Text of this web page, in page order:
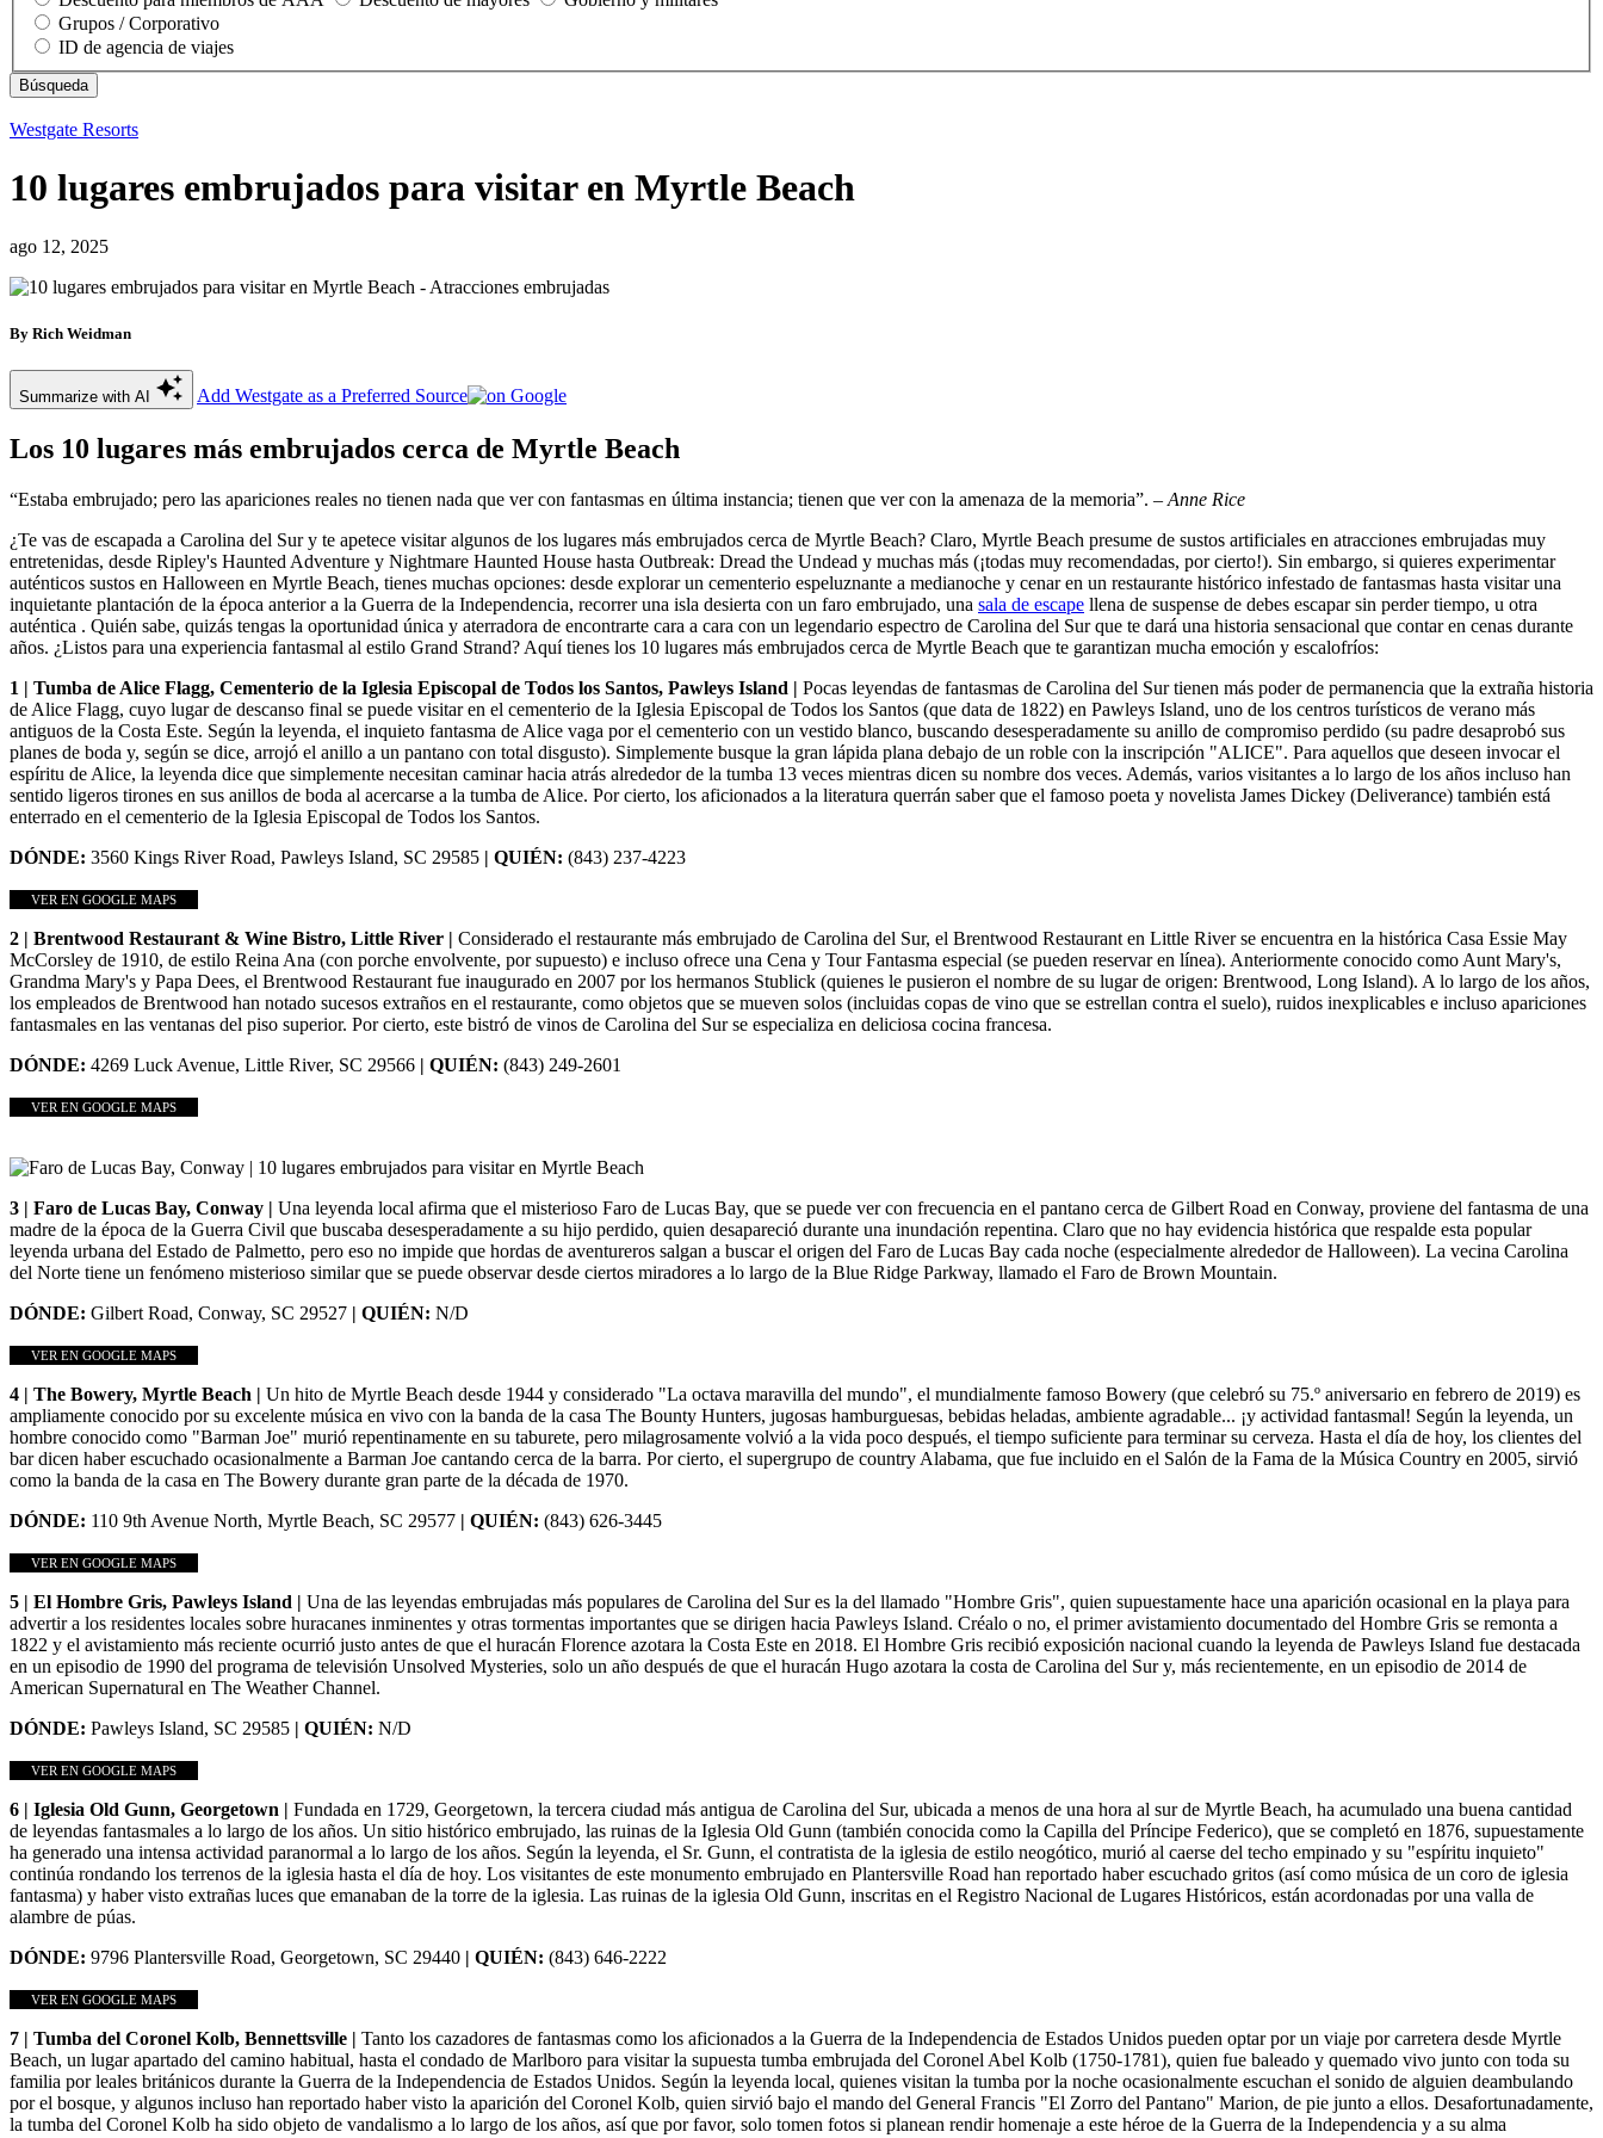
Grupos / Corporativo
ID de agencia de viajes
Westgate Resorts
10 lugares embrujados para visitar en Myrtle Beach
ago 12, 2025
By Rich Weidman
Summarize with AI Add Westgate as a Preferred Source
Los 10 lugares más embrujados cerca de Myrtle Beach
“Estaba embrujado; pero las apariciones reales no tienen nada que ver con fantasmas en última instancia; tienen que ver con la amenaza de la memoria”. – Anne Rice
¿Te vas de escapada a Carolina del Sur y te apetece visitar algunos de los lugares más embrujados cerca de Myrtle Beach? Claro, Myrtle Beach presume de sustos artificiales en atracciones embrujadas muy
entretenidas, desde Ripley's Haunted Adventure y Nightmare Haunted House hasta Outbreak: Dread the Undead y muchas más (¡todas muy recomendadas, por cierto!). Sin embargo, si quieres experimentar
auténticos sustos en Halloween en Myrtle Beach, tienes muchas opciones: desde explorar un cementerio espeluznante a medianoche y cenar en un restaurante histórico infestado de fantasmas hasta visitar una
inquietante plantación de la época anterior a la Guerra de la Independencia, recorrer una isla desierta con un faro embrujado, una sala de escape llena de suspense de debes escapar sin perder tiempo, u otra
auténtica . Quién sabe, quizás tengas la oportunidad única y aterradora de encontrarte cara a cara con un legendario espectro de Carolina del Sur que te dará una historia sensacional que contar en cenas durante
años. ¿Listos para una experiencia fantasmal al estilo Grand Strand? Aquí tienes los 10 lugares más embrujados cerca de Myrtle Beach que te garantizan mucha emoción y escalofríos:
1 | Tumba de Alice Flagg, Cementerio de la Iglesia Episcopal de Todos los Santos, Pawleys Island | Pocas leyendas de fantasmas de Carolina del Sur tienen más poder de permanencia que la extraña historia
de Alice Flagg, cuyo lugar de descanso final se puede visitar en el cementerio de la Iglesia Episcopal de Todos los Santos (que data de 1822) en Pawleys Island, uno de los centros turísticos de verano más
antiguos de la Costa Este. Según la leyenda, el inquieto fantasma de Alice vaga por el cementerio con un vestido blanco, buscando desesperadamente su anillo de compromiso perdido (su padre desaprobó sus
planes de boda y, según se dice, arrojó el anillo a un pantano con total disgusto). Simplemente busque la gran lápida plana debajo de un roble con la inscripción "ALICE". Para aquellos que deseen invocar el
espíritu de Alice, la leyenda dice que simplemente necesitan caminar hacia atrás alrededor de la tumba 13 veces mientras dicen su nombre dos veces. Además, varios visitantes a lo largo de los años incluso han
sentido ligeros tirones en sus anillos de boda al acercarse a la tumba de Alice. Por cierto, los aficionados a la literatura querrán saber que el famoso poeta y novelista James Dickey (Deliverance) también está
enterrado en el cementerio de la Iglesia Episcopal de Todos los Santos.
DÓNDE: 3560 Kings River Road, Pawleys Island, SC 29585 | QUIÉN: (843) 237-4223
VER EN GOOGLE MAPS
2 | Brentwood Restaurant & Wine Bistro, Little River | Considerado el restaurante más embrujado de Carolina del Sur, el Brentwood Restaurant en Little River se encuentra en la histórica Casa Essie May
McCorsley de 1910, de estilo Reina Ana (con porche envolvente, por supuesto) e incluso ofrece una Cena y Tour Fantasma especial (se pueden reservar en línea). Anteriormente conocido como Aunt Mary's,
Grandma Mary's y Papa Dees, el Brentwood Restaurant fue inaugurado en 2007 por los hermanos Stublick (quienes le pusieron el nombre de su lugar de origen: Brentwood, Long Island). A lo largo de los años,
los empleados de Brentwood han notado sucesos extraños en el restaurante, como objetos que se mueven solos (incluidas copas de vino que se estrellan contra el suelo), ruidos inexplicables e incluso apariciones
fantasmales en las ventanas del piso superior. Por cierto, este bistró de vinos de Carolina del Sur se especializa en deliciosa cocina francesa.
DÓNDE: 4269 Luck Avenue, Little River, SC 29566 | QUIÉN: (843) 249-2601
VER EN GOOGLE MAPS
3 | Faro de Lucas Bay, Conway | Una leyenda local afirma que el misterioso Faro de Lucas Bay, que se puede ver con frecuencia en el pantano cerca de Gilbert Road en Conway, proviene del fantasma de una
madre de la época de la Guerra Civil que buscaba desesperadamente a su hijo perdido, quien desapareció durante una inundación repentina. Claro que no hay evidencia histórica que respalde esta popular
leyenda urbana del Estado de Palmetto, pero eso no impide que hordas de aventureros salgan a buscar el origen del Faro de Lucas Bay cada noche (especialmente alrededor de Halloween). La vecina Carolina
del Norte tiene un fenómeno misterioso similar que se puede observar desde ciertos miradores a lo largo de la Blue Ridge Parkway, llamado el Faro de Brown Mountain.
DÓNDE: Gilbert Road, Conway, SC 29527 | QUIÉN: N/D
VER EN GOOGLE MAPS
4 | The Bowery, Myrtle Beach | Un hito de Myrtle Beach desde 1944 y considerado "La octava maravilla del mundo", el mundialmente famoso Bowery (que celebró su 75.º aniversario en febrero de 2019) es
ampliamente conocido por su excelente música en vivo con la banda de la casa The Bounty Hunters, jugosas hamburguesas, bebidas heladas, ambiente agradable... ¡y actividad fantasmal! Según la leyenda, un
hombre conocido como "Barman Joe" murió repentinamente en su taburete, pero milagrosamente volvió a la vida poco después, el tiempo suficiente para terminar su cerveza. Hasta el día de hoy, los clientes del
bar dicen haber escuchado ocasionalmente a Barman Joe cantando cerca de la barra. Por cierto, el supergrupo de country Alabama, que fue incluido en el Salón de la Fama de la Música Country en 2005, sirvió
como la banda de la casa en The Bowery durante gran parte de la década de 1970.
DÓNDE: 110 9th Avenue North, Myrtle Beach, SC 29577 | QUIÉN: (843) 626-3445
VER EN GOOGLE MAPS
5 | El Hombre Gris, Pawleys Island | Una de las leyendas embrujadas más populares de Carolina del Sur es la del llamado "Hombre Gris", quien supuestamente hace una aparición ocasional en la playa para
advertir a los residentes locales sobre huracanes inminentes y otras tormentas importantes que se dirigen hacia Pawleys Island. Créalo o no, el primer avistamiento documentado del Hombre Gris se remonta a
1822 y el avistamiento más reciente ocurrió justo antes de que el huracán Florence azotara la Costa Este en 2018. El Hombre Gris recibió exposición nacional cuando la leyenda de Pawleys Island fue destacada
en un episodio de 1990 del programa de televisión Unsolved Mysteries, solo un año después de que el huracán Hugo azotara la costa de Carolina del Sur y, más recientemente, en un episodio de 2014 de
American Supernatural en The Weather Channel.
DÓNDE: Pawleys Island, SC 29585 | QUIÉN: N/D
VER EN GOOGLE MAPS
6 | Iglesia Old Gunn, Georgetown | Fundada en 1729, Georgetown, la tercera ciudad más antigua de Carolina del Sur, ubicada a menos de una hora al sur de Myrtle Beach, ha acumulado una buena cantidad
de leyendas fantasmales a lo largo de los años. Un sitio histórico embrujado, las ruinas de la Iglesia Old Gunn (también conocida como la Capilla del Príncipe Federico), que se completó en 1876, supuestamente
ha generado una intensa actividad paranormal a lo largo de los años. Según la leyenda, el Sr. Gunn, el contratista de la iglesia de estilo neogótico, murió al caerse del techo empinado y su "espíritu inquieto"
continúa rondando los terrenos de la iglesia hasta el día de hoy. Los visitantes de este monumento embrujado en Plantersville Road han reportado haber escuchado gritos (así como música de un coro de iglesia
fantasma) y haber visto extrañas luces que emanaban de la torre de la iglesia. Las ruinas de la iglesia Old Gunn, inscritas en el Registro Nacional de Lugares Históricos, están acordonadas por una valla de
alambre de púas.
DÓNDE: 9796 Plantersville Road, Georgetown, SC 29440 | QUIÉN: (843) 646-2222
VER EN GOOGLE MAPS
7 | Tumba del Coronel Kolb, Bennettsville | Tanto los cazadores de fantasmas como los aficionados a la Guerra de la Independencia de Estados Unidos pueden optar por un viaje por carretera desde Myrtle
Beach, un lugar apartado del camino habitual, hasta el condado de Marlboro para visitar la supuesta tumba embrujada del Coronel Abel Kolb (1750-1781), quien fue baleado y quemado vivo junto con toda su
familia por leales británicos durante la Guerra de la Independencia de Estados Unidos. Según la leyenda local, quienes visitan la tumba por la noche ocasionalmente escuchan el sonido de alguien deambulando
por el bosque, y algunos incluso han reportado haber visto la aparición del Coronel Kolb, quien sirvió bajo el mando del General Francis "El Zorro del Pantano" Marion, de pie junto a ellos. Desafortunadamente,
la tumba del Coronel Kolb ha sido objeto de vandalismo a lo largo de los años, así que por favor, solo tomen fotos si planean rendir homenaje a este héroe de la Guerra de la Independencia y a su alma